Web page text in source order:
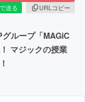
送る
URLコピー
ループ「MAGiC
マジックの授業